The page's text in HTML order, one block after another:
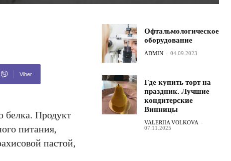
Viber
белка. Продукт
питания,
пастой,
Офтальмологическое
оборудование
ADMIN - 04.09.2023
Где купить торт на
праздник. Лучшие
кондитерские
Винницы
VALERIIA VOLKOVA -
07.11.2025